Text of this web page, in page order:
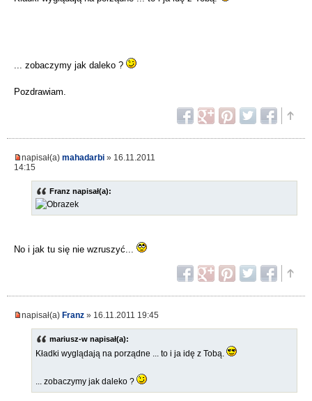
... zobaczymy jak daleko ?
Pozdrawiam.
napisał(a) mahadarbi » 16.11.2011
14:15
Franz napisał(a):
No i jak tu się nie wzruszyć...
napisał(a) Franz » 16.11.2011 19:45
mariusz-w napisał(a):
Kładki wyglądają na porządne ... to i ja idę z Tobą.
... zobaczymy jak daleko ?